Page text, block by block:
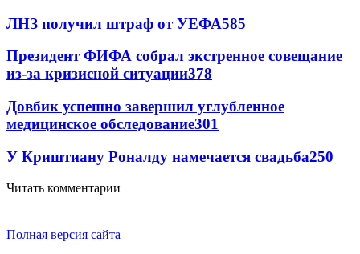
ЛНЗ получил штраф от УЕФА585
Президент ФИФА собрал экстренное совещание
из-за кризисной ситуации378
Довбик успешно завершил углубленное
медицинское обследование301
У Криштиану Роналду намечается свадьба250
Читать комментарии
Полная версия сайта